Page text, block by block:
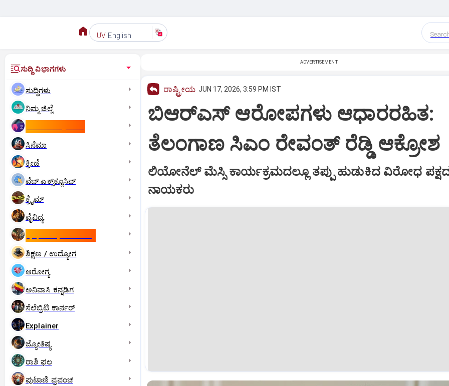
UV English
ಸುದ್ದಿ ವಿಭಾಗಗಳು
ಸುದ್ದಿಗಳು
ನಿಮ್ಮ ಜಿಲ್ಲೆ
ಸಿನೆಮಾ
ಕ್ರೀಡೆ
ವೆಬ್ ಎಕ್ಸ್‌ಕ್ಲೂಸಿವ್
ಕ್ರೈಮ್
ವೈವಿಧ್ಯ
ಶಿಕ್ಷಣ / ಉದ್ಯೋಗ
ಆರೋಗ್ಯ
ಅನಿವಾಸಿ ಕನ್ನಡಿಗ
ಸೆಲೆಬ್ರಿಟಿ ಕಾರ್ನರ್‌
Explainer
ಜ್ಯೋತಿಷ್ಯ
ರಾಶಿ ಫಲ
ಪುಟಾಣಿ ಪ್ರಪಂಚ
ADVERTISEMENT
ರಾಷ್ಟ್ರೀಯ JUN 17, 2026, 3:59 PM IST
ಬಿಆರ್‌ಎಸ್ ಆರೋಪಗಳು ಆಧಾರರಹಿತ:
ತೆಲಂಗಾಣ ಸಿಎಂ ರೇವಂತ್ ರೆಡ್ಡಿ ಆಕ್ರೋಶ
ಲಿಯೋನೆಲ್ ಮೆಸ್ಸಿ ಕಾರ್ಯಕ್ರಮದಲ್ಲೂ ತಪ್ಪು ಹುಡುಕಿದ ವಿರೋಧ
ನಾಯಕರು